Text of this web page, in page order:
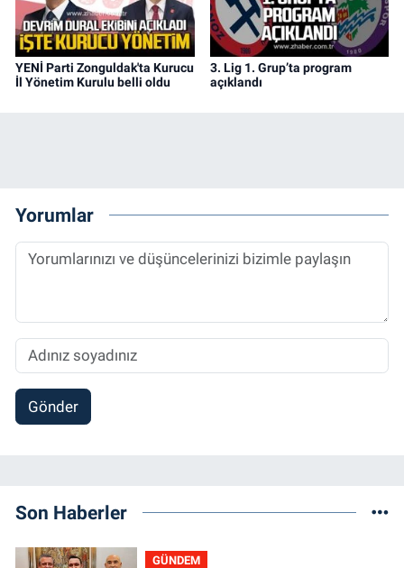
YENİ Parti Zonguldak'ta Kurucu
İl Yönetim Kurulu belli oldu
3. Lig 1. Grup’ta program
açıklandı
Yorumlar
Gönder
Son Haberler
GÜNDEM